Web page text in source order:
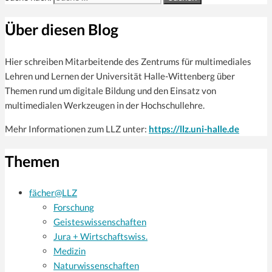
Über diesen Blog
Hier schreiben Mitarbeitende des Zentrums für multi­mediales
Lehren und Lernen der Universität Halle-Wittenberg über
Themen rund um digitale Bildung und den Einsatz von
multimedialen Werkzeugen in der Hochschullehre.
Mehr Informationen zum LLZ unter: https://llz.uni-halle.de
Themen
fächer@LLZ
Forschung
Geisteswissenschaften
Jura + Wirtschaftswiss.
Medizin
Naturwissenschaften